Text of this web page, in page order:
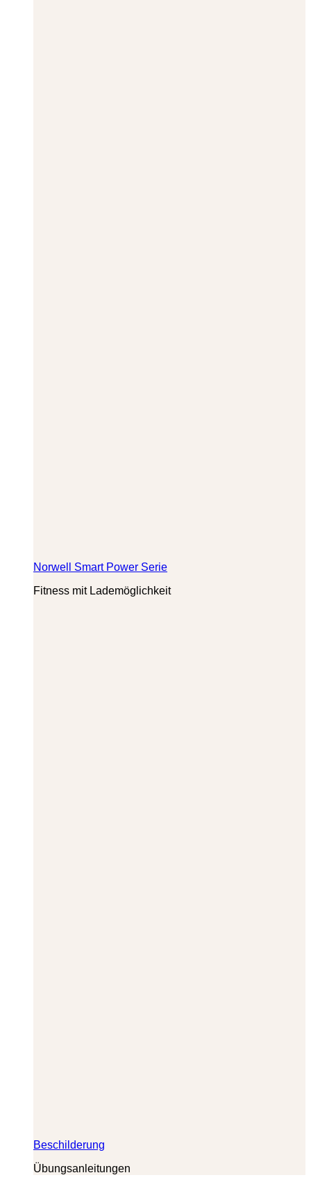
Norwell Smart Power Serie
Fitness mit Lademöglichkeit
Beschilderung
Übungsanleitungen